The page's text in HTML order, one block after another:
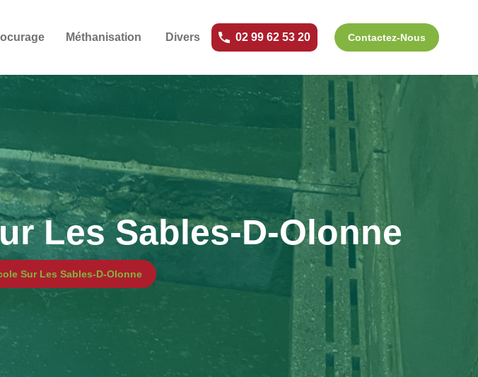
Méthanisation Divers 02 99 62 53 20 Contactez-Nous
Les Sables-D-Olonne
Sur Les Sables-D-Olonne